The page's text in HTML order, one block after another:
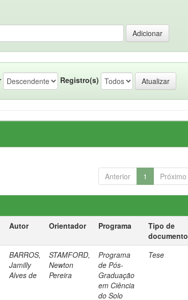
Registro(s)
Anterior 1 Próximo
Autor Orientador Programa
Tipo de
documento
BARROS,
Jamilly
Alves de
STAMFORD,
Newton
Pereira
Programa
de Pós-
Graduação
em Ciência
do Solo
Tese